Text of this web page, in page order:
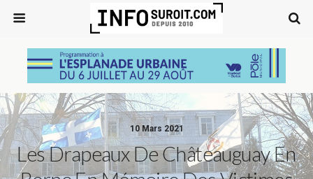
10 Mars 2021
Les Drapeaux De Châteauguay En